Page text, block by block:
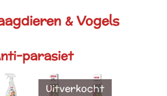
& Vogels
parasiet
Uitverkocht